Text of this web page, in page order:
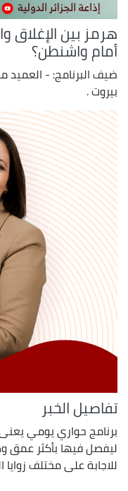
هرمز بين الإغلاق
أمام واشنطن؟
ضيف البرنامج: - العميد
بيروت .
تفاصيل الخبر
برنامج حواري يومي يعنى
ليفصل فيها بأكثر عمق
للاجابة على مختلف